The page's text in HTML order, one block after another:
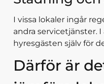
I vissa lokaler ingår
andra servicetjänster. I
hyresgästen själv för
Därför är